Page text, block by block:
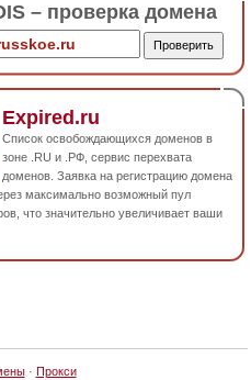
– проверка домена
Expired.ru
Список освобождающихся доменов в
зоне .RU и .РФ, сервис перехвата
доменов. Заявка на регистрацию домена
максимально возможный пул
что значительно увеличивает ваши
· Прокси